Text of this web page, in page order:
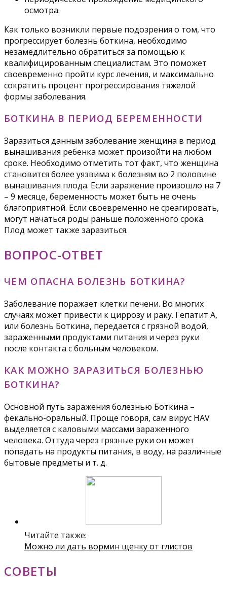
осмотра.
Как только возникли первые подозрения о том, что
прогрессирует болезнь боткина, необходимо
незамедлительно обратиться за помощью к
квалифицированным специалистам. Это поможет
своевременно пройти курс лечения, и максимально
сократить процент прогрессирования тяжелой
формы заболевания.
БОТКИНА В ПЕРИОД БЕРЕМЕННОСТИ
Заразиться данным заболевание женщина в период
вынашивания ребенка может произойти на любом
сроке. Необходимо отметить тот факт, что женщина
становится более уязвима к болезням во 2 половине
вынашивания плода. Если заражение произошло на 7
– 9 месяце, беременность может быть не очень
благоприятной. Если своевременно не среагировать,
могут начаться роды раньше положенного срока.
Плод может также заразиться.
ВОПРОС-ОТВЕТ
ЧЕМ ОПАСНА БОЛЕЗНЬ БОТКИНА?
Заболевание поражает клетки печени. Во многих
случаях может привести к циррозу и раку. Гепатит А,
или болезнь Боткина, передается с грязной водой,
зараженными продуктами питания и через руки
после контакта с больным человеком.
КАК МОЖНО ЗАРАЗИТЬСЯ БОЛЕЗНЬЮ
БОТКИНА?
Основной путь заражения болезнью Боткина –
фекально-оральный. Проще говоря, сам вирус HAV
выделяется с каловыми массами зараженного
человека. Оттуда через грязные руки он может
попадать на продукты питания, в воду, на различные
бытовые предметы и т. д.
Читайте также:
Можно ли дать вормин щенку от глистов
СОВЕТЫ